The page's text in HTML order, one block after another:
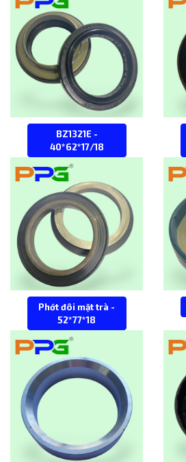
BZ1321E -
40*62*17/18
Phớt đôi mặt trà -
52*77*18